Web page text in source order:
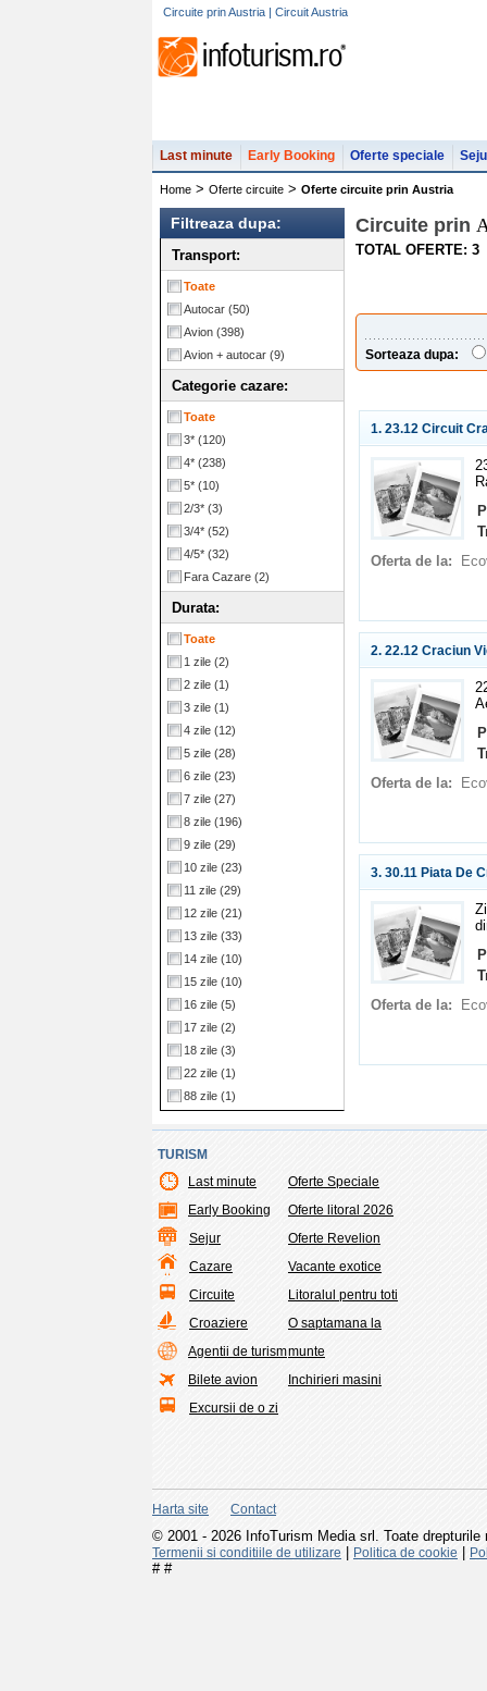
Circuite prin Austria | Circuit Austria
Last minute Early Booking Oferte speciale
Home > Oferte circuite > Oferte circuite prin Austria
Filtreaza dupa:
Transport:
Toate
Autocar (50)
Avion (398)
Avion + autocar (9)
Categorie cazare:
Toate
3* (120)
4* (238)
5* (10)
2/3* (3)
3/4* (52)
4/5* (32)
Fara Cazare (2)
Durata:
Toate
1 zile (2)
2 zile (1)
3 zile (1)
4 zile (12)
5 zile (28)
6 zile (23)
7 zile (27)
8 zile (196)
9 zile (29)
10 zile (23)
11 zile (29)
12 zile (21)
13 zile (33)
14 zile (10)
15 zile (10)
16 zile (5)
17 zile (2)
18 zile (3)
22 zile (1)
88 zile (1)
Circuite prin
TOTAL OFERTE: 3
Sorteaza dupa:
1. 23.12 Circuit
Oferta de la:
2. 22.12 Craciun
Oferta de la:
3. 30.11 Piata De
Oferta de la:
TURISM
Last minute
Early Booking
Sejur
Cazare
Circuite
Croaziere
Agentii de turism
Bilete avion
Excursii de o zi
Oferte Speciale
Oferte litoral 2026
Oferte Revelion
Vacante exotice
Litoralul pentru toti
O saptamana la
munte
Inchirieri masini
Harta site Contact
© 2001 - 2026 InfoTurism Media srl. Toate drepturile
Termenii si conditiile de utilizare Politica de cookie
# #